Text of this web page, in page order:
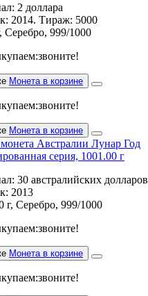
2 доллара
2014. Тираж: 5000
Серебро, 999/1000
звоните!
Монета в корзине
звоните!
Монета в корзине
Австралии Лунар Год
серия, 1001.00 г
30 австралийских долларов
2013
г, Серебро, 999/1000
звоните!
Монета в корзине
звоните!